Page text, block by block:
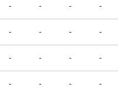
- - - -
- - - -
- - - -
- - - -